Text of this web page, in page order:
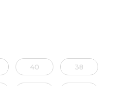
40 38